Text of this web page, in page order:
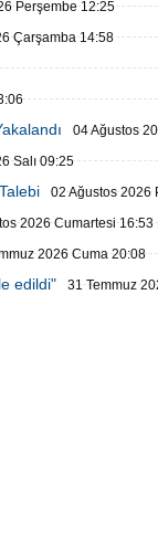
Perşembe 12:25
Çarşamba 14:58
04 Ağustos
Salı 09:25
02 Ağustos 2026
2026 Cumartesi 16:53
2026 Cuma 20:08
edildi" 31 Temmuz